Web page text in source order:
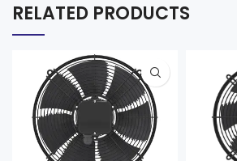
RELATED PRODUCTS